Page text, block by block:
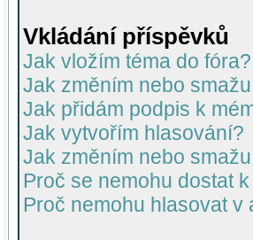
Vkládání příspěvků
Jak vložím téma do fóra?
Jak změním nebo
Jak přidám podpis k
Jak vytvořím hlasování?
Jak změním nebo
Proč se nemohu dostat
Proč nemohu hlasovat v